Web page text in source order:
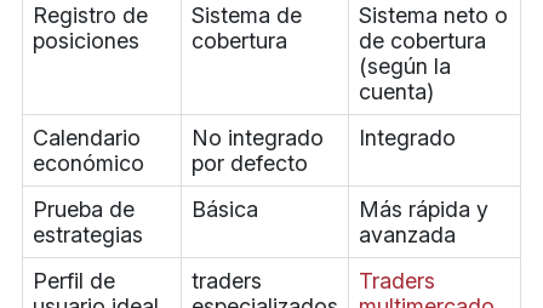
Registro de
posiciones
Sistema de
cobertura
Sistema neto o
de cobertura
(según la
cuenta)
Calendario
económico
No integrado
por defecto
Integrado
Prueba de
estrategias
Básica
Más rápida y
avanzada
Perfil de
traders
Traders